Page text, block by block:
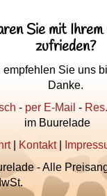
Sie mit Ihrem
zufrieden?
empfehlen Sie uns
Danke.
- per E-Mail -
im Buurelade
| Kontakt|
- Alle